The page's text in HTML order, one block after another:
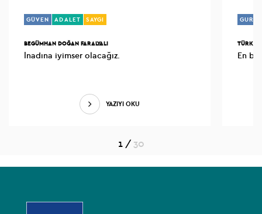
GÜVEN ADALET SAYGI
BEGÜMHAN DOĞAN FARALYALI
İnadına iyimser olacağız.
YAZIYI OKU
GURUR
1/ 30